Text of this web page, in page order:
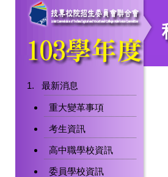
最新消息
重大變革事項
考生資訊
高中職學校資訊
委員學校資訊